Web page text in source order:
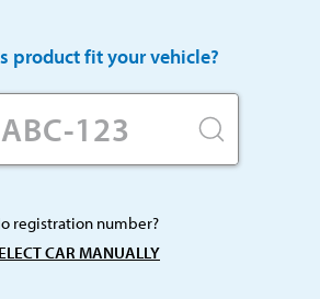
product fit your vehicle?
registration number?
CAR MANUALLY